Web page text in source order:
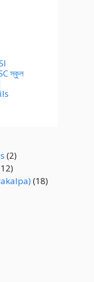
স্কুল
(2)
(18)